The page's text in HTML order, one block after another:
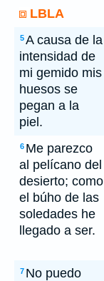
LBLA
5A causa de la
intensidad de
mi gemido mis
huesos se
pegan a la
piel.
6 Me parezco
al pelícano del
desierto; como
el búho de las
soledades he
llegado a ser.
7 No puedo